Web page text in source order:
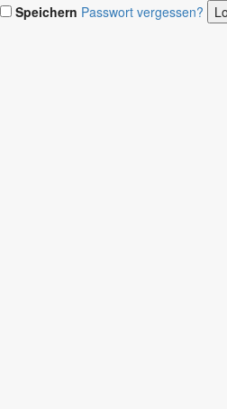
Speichern Passwort vergessen?